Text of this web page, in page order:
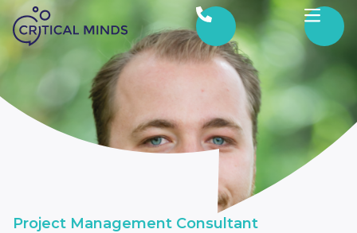
Ga naar de inhoud
Project Management Consultant